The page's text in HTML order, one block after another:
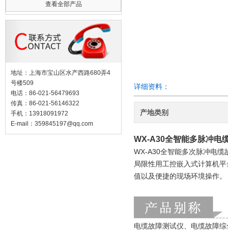
查看全部产品
地址：上海市宝山区水产西路680弄4
号楼509
电话：86-021-56479693
传真：86-021-56146322
手机：13918091972
E-mail： 359845197@qq.com
详细资料：
产地类别
WX-A30全智能多脉冲电
WX-A30全智能多次脉冲电缆
局限性用工控嵌入式计算机
值以及便捷的现场环境操作。
电缆故障测试仪、电缆故障